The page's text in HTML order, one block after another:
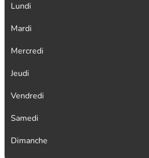
Lundi
Mardi
Mercredi
Jeudi
Vendredi
Samedi
Dimanche